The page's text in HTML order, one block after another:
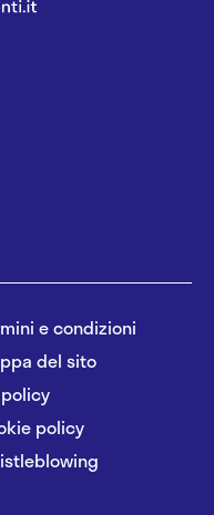
e condizioni
del sito
policy